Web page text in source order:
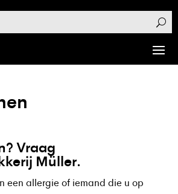
Vraag
Müller.
een allergie of iemand die u op